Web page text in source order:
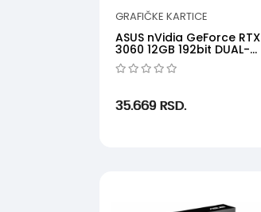
GRAFIČKE KARTICE
ASUS nVidia GeForce RTX
3060 12GB 192bit DUAL-
RTX3060-O12G-V2 LHR
35.669RSD.